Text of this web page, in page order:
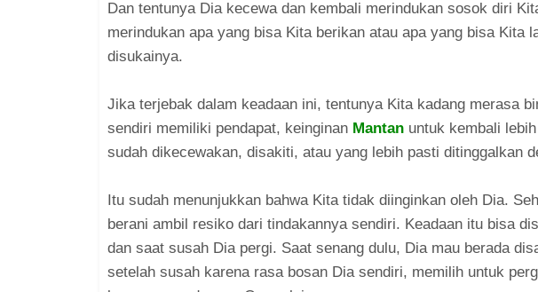
Dan tentunya Dia kecewa dan kembali merindukan sosok diri
merindukan apa yang bisa Kita berikan atau apa yang bisa Kita
disukainya.
Jika terjebak dalam keadaan ini, tentunya Kita kadang merasa
sendiri memiliki pendapat, keinginan Mantan untuk kembali
sudah dikecewakan, disakiti, atau yang lebih pasti ditinggalkan
Itu sudah menunjukkan bahwa Kita tidak diinginkan oleh Dia.
berani ambil resiko dari tindakannya sendiri. Keadaan itu bisa
dan saat susah Dia pergi. Saat senang dulu, Dia mau berada
setelah susah karena rasa bosan Dia sendiri, memilih untuk